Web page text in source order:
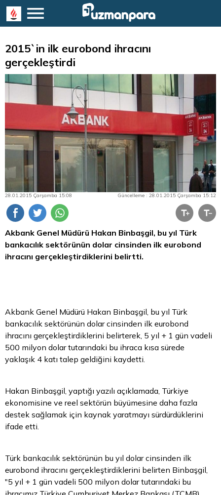
2015`in ilk eurobond ihracını
gerçekleştirdi
28.01.2015 Çarşamba 15:08 Güncelleme : 28.01.2015 Çarşamba 15:12
Akbank Genel Müdürü Hakan Binbaşgil, bu yıl Türk
bankacılık sektörünün dolar cinsinden ilk eurobond
ihracını gerçekleştirdiklerini belirtti.
Akbank Genel Müdürü Hakan Binbaşgil, bu yıl Türk
bankacılık sektörünün dolar cinsinden ilk eurobond
ihracını gerçekleştirdiklerini belirterek, 5 yıl + 1 gün vadeli
500 milyon dolar tutarındaki bu ihraca kısa sürede
yaklaşık 4 katı talep geldiğini kaydetti.
Hakan Binbaşgil, yaptığı yazılı açıklamada, Türkiye
ekonomisine ve reel sektörün büyümesine daha fazla
destek sağlamak için kaynak yaratmayı sürdürdüklerini
ifade etti.
Türk bankacılık sektörünün bu yıl dolar cinsinden ilk
eurobond ihracını gerçekleştirdiklerini belirten Binbaşgil,
"5 yıl + 1 gün vadeli 500 milyon dolar tutarındaki bu